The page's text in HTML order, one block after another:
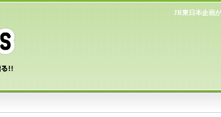
JR東日本企画